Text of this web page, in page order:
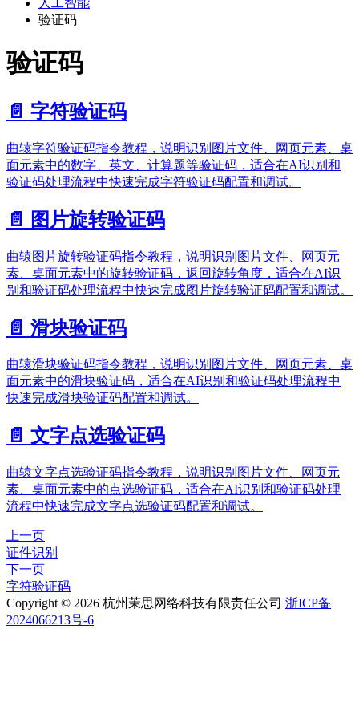
人工智能
验证码
验证码
📄️ 字符验证码
曲辕字符验证码指令教程，说明识别图片文件、网页元素、桌
面元素中的数字、英文、计算题等验证码，适合在AI识别和
验证码处理流程中快速完成字符验证码配置和调试。
📄️ 图片旋转验证码
曲辕图片旋转验证码指令教程，说明识别图片文件、网页元
素、桌面元素中的旋转验证码，返回旋转角度，适合在AI识
别和验证码处理流程中快速完成图片旋转验证码配置和调试。
📄️ 滑块验证码
曲辕滑块验证码指令教程，说明识别图片文件、网页元素、桌
面元素中的滑块验证码，适合在AI识别和验证码处理流程中
快速完成滑块验证码配置和调试。
📄️ 文字点选验证码
曲辕文字点选验证码指令教程，说明识别图片文件、网页元
素、桌面元素中的点选验证码，适合在AI识别和验证码处理
流程中快速完成文字点选验证码配置和调试。
上一页
证件识别
下一页
字符验证码
Copyright © 2026 杭州茉思网络科技有限责任公司 浙ICP备
2024066213号-6